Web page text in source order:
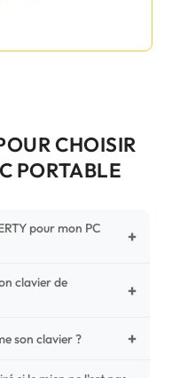
CHOISIR
PORTABLE
pour mon PC
+
points critiques sur
Français), la
(vis ou clips) au
clavier de
+
de vos touches.
son clavier ? +